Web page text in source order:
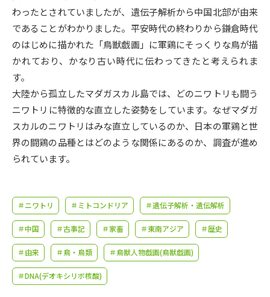
併願校選び 受験スケジュールを立てよう
先輩が入学を決めた理由 テレメール全国一斉進学調査
新生活お役立ちガイド
学問発見 学問検索
学問のミニ講義「夢ナビ講義」 学問分野解説
学問の教科書 夢ナビライブ
ユーザーサポート
わったとされていましたが、遺伝子解析から中国北部が由来
であることがわかりました。平安時代の終わりから鎌倉時代
のはじめに描かれた「鳥獣戯画」に軍鶏にそっくりな鳥が描
かれており、かなり古い時代に伝わってきたと考えられま
す。
大陸から孤立したマダガスカル島では、どのニワトリも闘う
ニワトリに特徴的な直立した姿勢をしています。なぜマダガ
スカルのニワトリはみな直立しているのか、日本の軍鶏と世
界の闘鶏の品種とはどのような関係にあるのか、調査が進め
られています。
＃ニワトリ ＃ミトコンドリア ＃遺伝子解析・遺伝解析
＃中国 ＃古事記 ＃家畜 ＃東南アジア ＃歴史
＃由来 ＃鳥・鳥類 ＃鳥獣人物戯画(鳥獣戯画)
＃DNA(デオキシリボ核酸)